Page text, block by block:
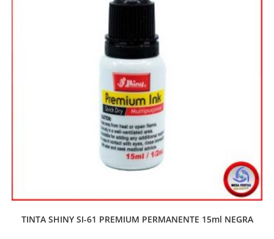
TINTA SHINY SI-61 PREMIUM PERMANENTE 15ml NEGRA